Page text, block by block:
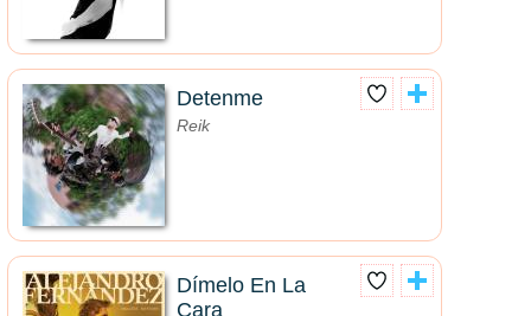
Detenme
Reik
Dímelo En La
Cara